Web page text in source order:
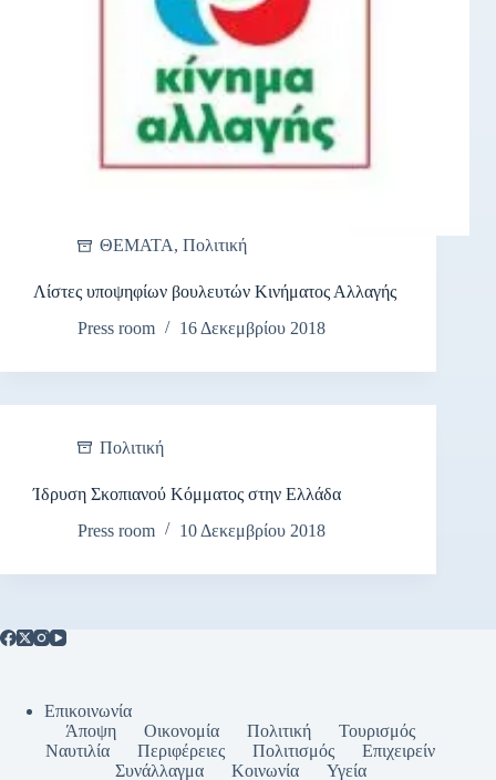
ΘΕΜΑΤΑ, Πολιτική
Λίστες υποψηφίων βουλευτών Κινήματος Αλλαγής
Press room
16 Δεκεμβρίου 2018
Πολιτική
Ίδρυση Σκοπιανού Κόμματος στην Ελλάδα
Press room
10 Δεκεμβρίου 2018
Επικοινωνία
Άποψη
Οικονομία Πολιτική
Τουρισμός
Ναυτιλία
Περιφέρειες Πολιτισμός
Επιχειρείν
Συνάλλαγμα
Κοινωνία Υγεία